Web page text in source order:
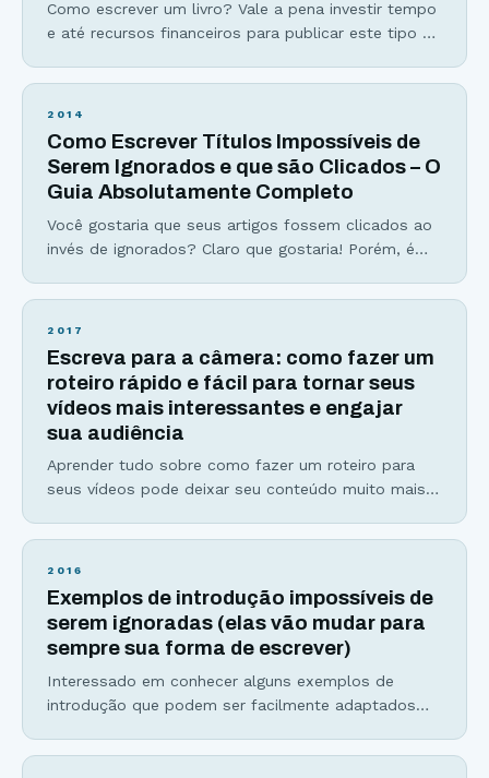
Como escrever um livro? Vale a pena investir tempo
e até recursos financeiros para publicar este tipo de
já estive do outro lado da tela, me perguntando
Após indicar produtos
2014
Como Escrever Títulos Impossíveis de
Serem Ignorados e que são Clicados – O
Guia Absolutamente Completo
Você gostaria que seus artigos fossem clicados ao
invés de ignorados? Claro que gostaria! Porém, é
necessário para escrever o título perfeito para seu
títulos impossíveis de serem ignorados e clicados.
2017
Escreva para a câmera: como fazer um
roteiro rápido e fácil para tornar seus
vídeos mais interessantes e engajar
sua audiência
Aprender tudo sobre como fazer um roteiro para
seus vídeos pode deixar seu conteúdo muito mais
produtividade. Ainda está em dúvida se vale a pena,
prepare para ser convencido(a), de uma vez por
2016
Exemplos de introdução impossíveis de
serem ignoradas (elas vão mudar para
sempre sua forma de escrever)
Interessado em conhecer alguns exemplos de
introdução que podem ser facilmente adaptados
sim, é porque já está convencido do poder de uma